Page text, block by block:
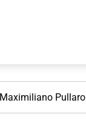
Maximiliano Pullaro